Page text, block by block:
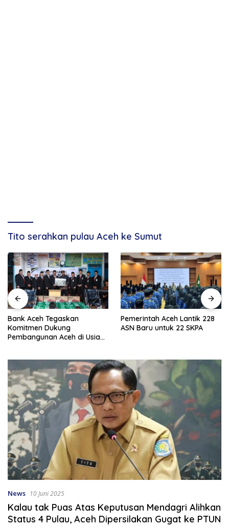
Tito serahkan pulau Aceh ke Sumut
Bank Aceh Tegaskan
Komitmen Dukung
Pembangunan Aceh di Usia
Pemerintah Aceh Lantik 228
ASN Baru untuk 22 SKPA
News 10 Juni 2025
Kalau tak Puas Atas Keputusan Mendagri Alihkan
Status 4 Pulau, Aceh Dipersilakan Gugat ke PTUN